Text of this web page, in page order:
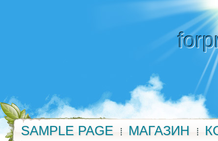
SAMPLE PAGE МАГАЗИН